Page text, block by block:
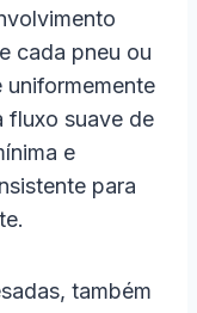
cada pneu ou
fluxo suave de
e
para
também